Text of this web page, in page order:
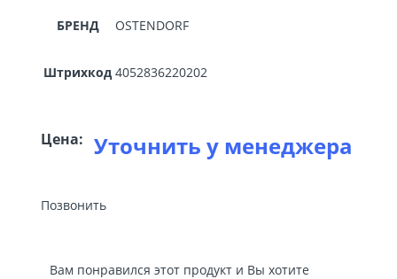
БРЕНД OSTENDORF
Штрихкод 4052836220202
Цена: Уточнить у менеджера
Позвонить
Вам понравился этот продукт и Вы хотите